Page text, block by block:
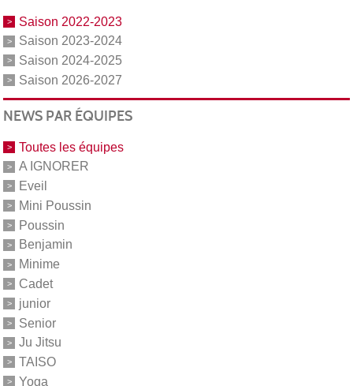
Saison 2022-2023
Saison 2023-2024
Saison 2024-2025
Saison 2026-2027
NEWS PAR ÉQUIPES
Toutes les équipes
A IGNORER
Eveil
Mini Poussin
Poussin
Benjamin
Minime
Cadet
junior
Senior
Ju Jitsu
TAISO
Yoga